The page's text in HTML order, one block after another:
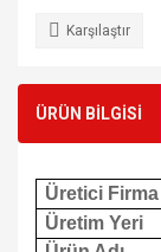
Karşılaştır
ÜRÜN BİLGİSİ
Üretici Firma
Üretim Yeri